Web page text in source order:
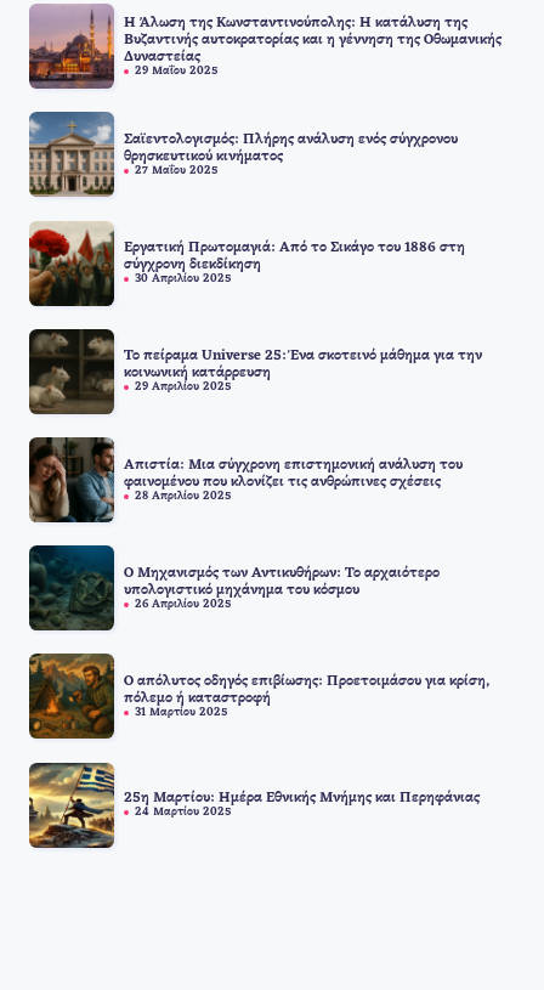
Η Άλωση της Κωνσταντινούπολης: Η κατάλυση της
Βυζαντινής αυτοκρατορίας και η γέννηση της Οθωμανικής
Δυναστείας
29 Μαΐου 2025
Σαϊεντολογισμός: Πλήρης ανάλυση ενός σύγχρονου
θρησκευτικού κινήματος
27 Μαΐου 2025
Εργατική Πρωτομαγιά: Από το Σικάγο του 1886 στη
σύγχρονη διεκδίκηση
30 Απριλίου 2025
Το πείραμα Universe 25: Ένα σκοτεινό μάθημα για την
κοινωνική κατάρρευση
29 Απριλίου 2025
Απιστία: Μια σύγχρονη επιστημονική ανάλυση του
φαινομένου που κλονίζει τις ανθρώπινες σχέσεις
28 Απριλίου 2025
Ο Μηχανισμός των Αντικυθήρων: Το αρχαιότερο
υπολογιστικό μηχάνημα του κόσμου
26 Απριλίου 2025
Ο απόλυτος οδηγός επιβίωσης: Προετοιμάσου για κρίση,
πόλεμο ή καταστροφή
31 Μαρτίου 2025
25η Μαρτίου: Ημέρα Εθνικής Μνήμης και Περηφάνιας
24 Μαρτίου 2025